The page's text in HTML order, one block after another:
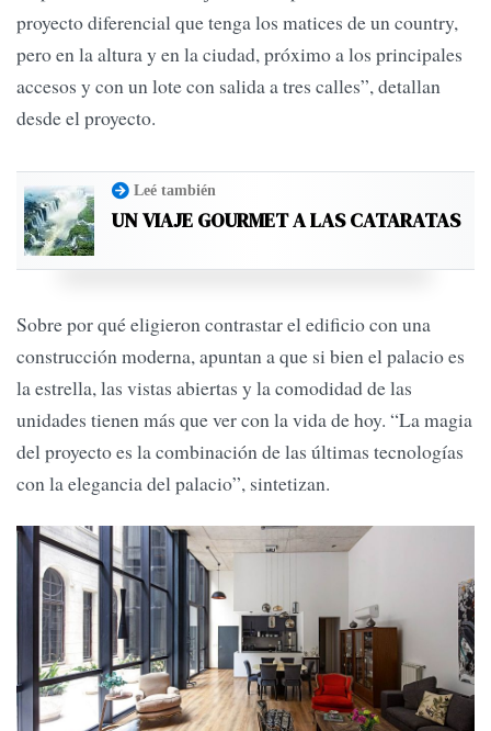
proyecto diferencial que tenga los matices de un country,
pero en la altura y en la ciudad, próximo a los principales
accesos y con un lote con salida a tres calles”, detallan
desde el proyecto.
Leé también
UN VIAJE GOURMET A LAS CATARATAS
Sobre por qué eligieron contrastar el edificio con una
construcción moderna, apuntan a que si bien el palacio es
la estrella, las vistas abiertas y la comodidad de las
unidades tienen más que ver con la vida de hoy. “La magia
del proyecto es la combinación de las últimas tecnologías
con la elegancia del palacio”, sintetizan.